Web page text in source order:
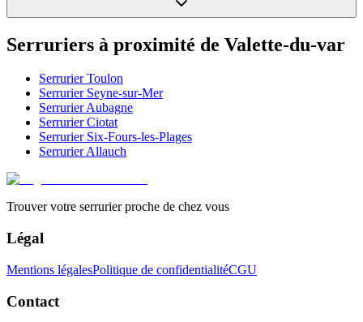
Serruriers à proximité de Valette-du-var
SerrurierToulon
Serrurier Seyne-sur-Mer
SerrurierAubagne
SerrurierCiotat
Serrurier Six-Fours-les-Plages
SerrurierAllauch
Trouver votre serrurier proche de chez vous
Légal
Mentions légalesPolitique de confidentialitéCGU
Contact